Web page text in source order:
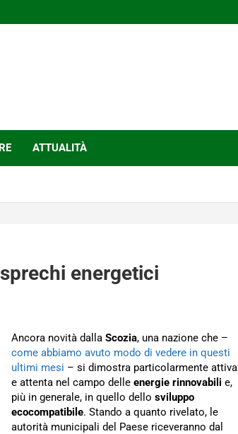
ATTUALITÀ
energetici
Ancora novità dalla Scozia, una nazione che –
come abbiamo avuto modo di vedere in questi
ultimi mesi – si dimostra particolarmente attiva
e attenta nel campo delle energie rinnovabili e,
più in generale, in quello dello sviluppo
ecocompatibile. Stando a quanto rivelato, le
autorità municipali del Paese riceveranno dal